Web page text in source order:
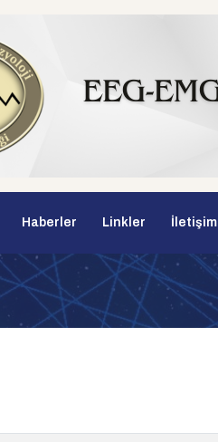
Haberler Linkler İletişim